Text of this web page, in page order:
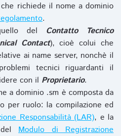
richiede il nome a dominio
.
del Contatto Tecnico
Contact), cioè colui che
ai name server, nonchè il
tecnici riguardanti il
con il Proprietario.
a dominio .sm è composta da
per ruolo: la compilazione ed
Responsabilità (LAR), e la
Modulo di Registrazione